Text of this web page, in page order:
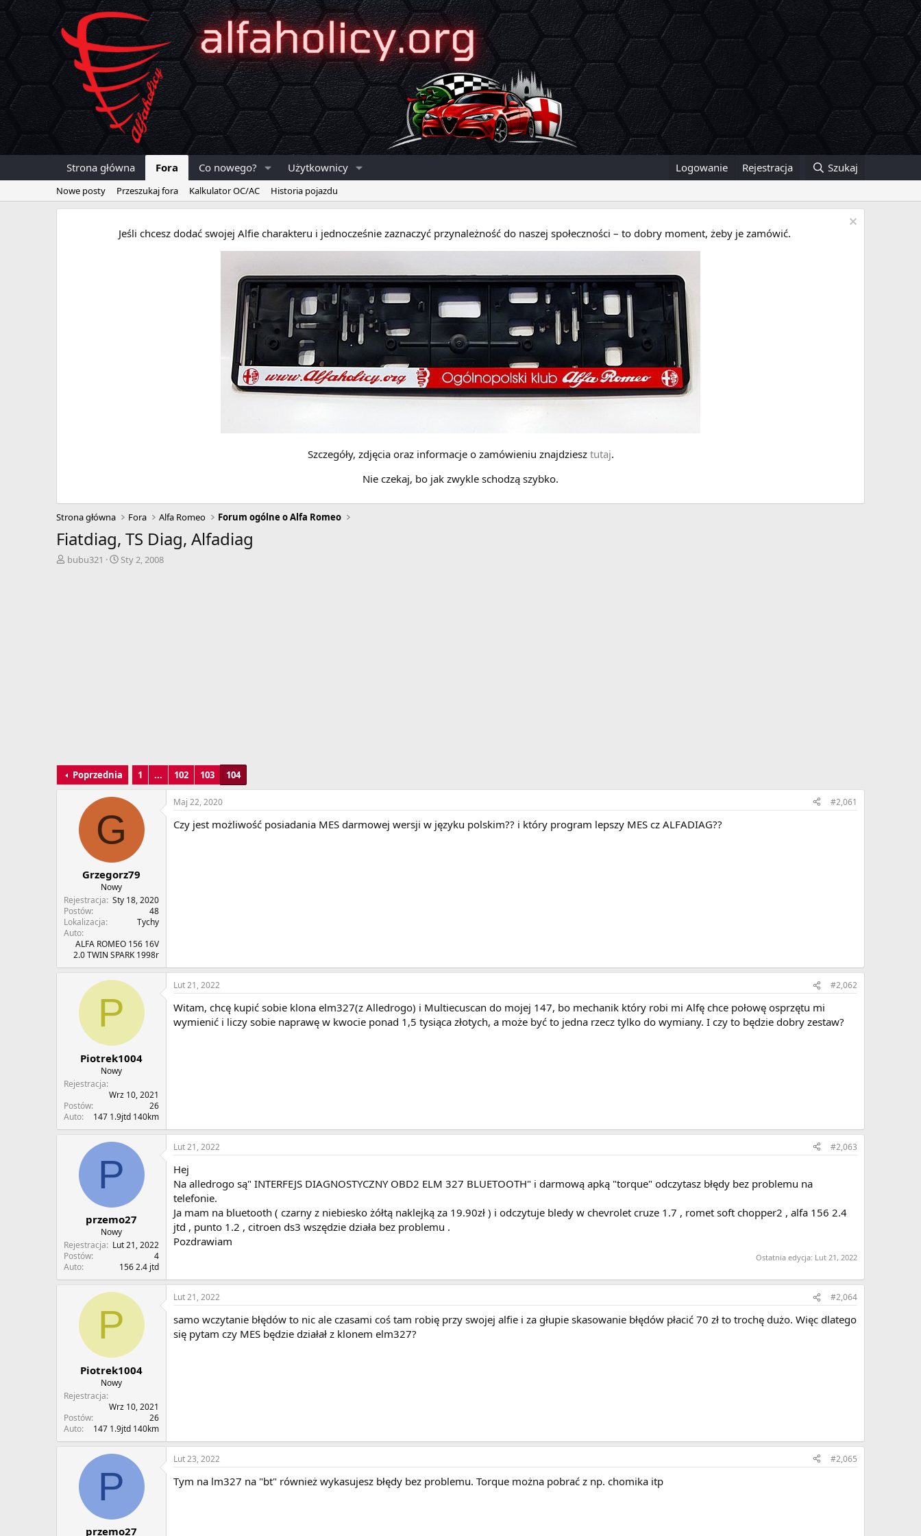
Strona główna Fora Co nowego? Użytkownicy Logowanie Rejestracja Szukaj
Nowe posty Przeszukaj fora Kalkulator OC/AC Historia pojazdu
Jeśli chcesz dodać swojej Alfie charakteru i jednocześnie zaznaczyć przynależność do naszej społeczności – to dobry moment, żeby je zamówić.
Szczegóły, zdjęcia oraz informacje o zamówieniu znajdziesz tutaj.
Nie czekaj, bo jak zwykle schodzą szybko.
Strona główna Fora Alfa Romeo Forum ogólne o Alfa Romeo
Fiatdiag, TS Diag, Alfadiag
A
bubu321
D
Sty 2, 2008
Poprzednia 1 ... 102 103 104
G
Grzegorz79
Nowy
Rejestracja Sty 18, 2020
Postów
48
Lokalizacja
Tychy
Auto
ALFA ROMEO 156 16V
2.0 TWIN SPARK 1998r
Maj 22, 2020 #2,061
Czy jest możliwość posiadania MES darmowej wersji w języku polskim?? i który program lepszy MES cz ALFADIAG??
P
Piotrek1004
Nowy
Rejestracja
Wrz 10, 2021
Postów
26
Auto
147 1.9jtd 140km
Lut 21, 2022 #2,062
Witam, chcę kupić sobie klona elm327(z Alledrogo) i Multiecuscan do mojej 147, bo mechanik który robi mi Alfę chce połowę osprzętu mi
wymienić i liczy sobie naprawę w kwocie ponad 1,5 tysiąca złotych, a może być to jedna rzecz tylko do wymiany. I czy to będzie dobry zestaw?
P
przemo27
Nowy
Rejestracja
Lut 21, 2022
Postów
4
Auto
156 2.4 jtd
Lut 21, 2022 #2,063
Hej
Na alledrogo są" INTERFEJS DIAGNOSTYCZNY OBD2 ELM 327 BLUETOOTH" i darmową apką "torque" odczytasz błędy bez problemu na
telefonie.
Ja mam na bluetooth ( czarny z niebiesko żółtą naklejką za 19.90zł ) i odczytuje bledy w chevrolet cruze 1.7 , romet soft chopper2 , alfa 156 2.4
jtd , punto 1.2 , citroen ds3 wszędzie działa bez problemu .
Pozdrawiam
Ostatnia edycja: Lut 21, 2022
P
Piotrek1004
Nowy
Rejestracja
Wrz 10, 2021
Postów
26
Auto
147 1.9jtd 140km
Lut 21, 2022 #2,064
samo wczytanie błędów to nic ale czasami coś tam robię przy swojej alfie i za głupie skasowanie błędów płacić 70 zł to trochę dużo. Więc dlatego
się pytam czy MES będzie działał z klonem elm327?
P
przemo27
Lut 23, 2022 #2,065
Tym na lm327 na "bt" również wykasujesz błędy bez problemu. Torque można pobrać z np. chomika itp